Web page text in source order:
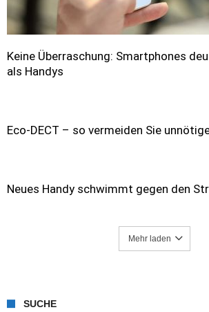
Keine Überraschung: Smartphones
als Handys
Eco-DECT – so vermeiden Sie
Neues Handy schwimmt gegen den
Mehr laden
SUCHE